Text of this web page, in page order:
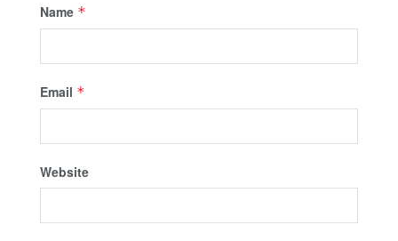
Name *
Email *
Website